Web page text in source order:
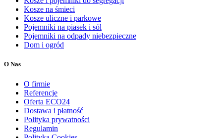
Kosze na śmieci
Kosze uliczne i parkowe
Pojemniki na piasek i sól
Pojemniki na odpady niebezpieczne
Dom i ogród
O Nas
O firmie
Referencje
Oferta ECO24
Dostawa i płatność
Polityka prywatności
Regulamin